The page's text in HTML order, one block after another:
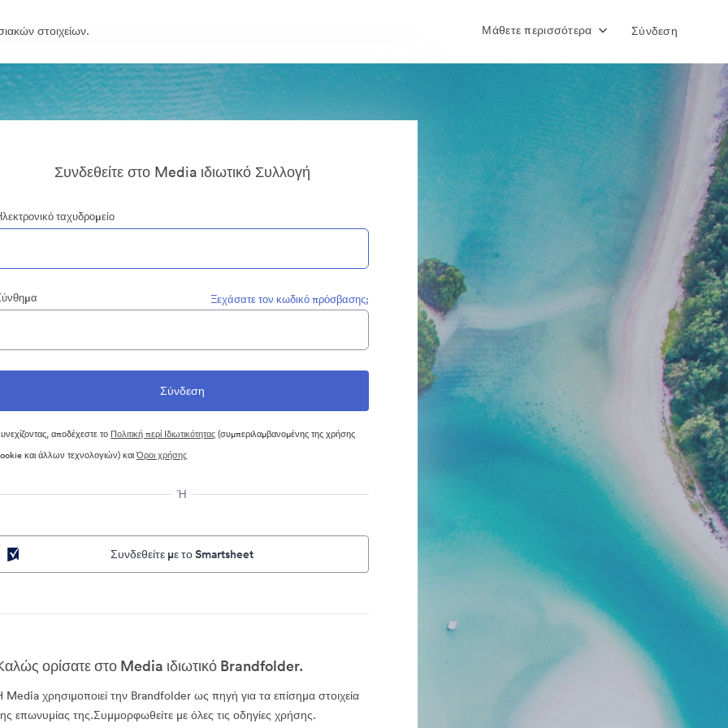
στοιχείων. Μάθετε περισσότερα Σύνδεση
Συνδεθείτε στο Media ιδιωτικό Συλλογή
ταχυδρομείο
Ξεχάσατε τον κωδικό πρόσβασης;
αποδέχεστε το Πολιτική περί Ιδιωτικότητας(συμπεριλαμβανομένης της χρήσης
και άλλων τεχνολογιών) καιΌροι χρήσης
Ή
Συνδεθείτε με το Smartsheet
ορίσατε στο Media ιδιωτικό Brandfolder.
Media χρησιμοποιεί την Brandfolder ως πηγή για τα επίσημα στοιχεία
επωνυμίας της.Συμμορφωθείτε με όλες τις οδηγίες χρήσης.